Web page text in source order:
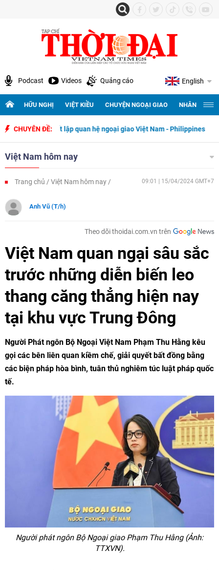
Podcast Videos Quảng cáo English
HỮU NGHỊ VIỆT KIỀU CHUYỆN NGOẠI GIAO NHÂN
CHUYÊN ĐỀ:
thiết lập quan hệ ngoại giao Việt Nam - Philippines 500 ngày
Việt Nam hôm nay
Trang chủ Việt Nam hôm nay 09:01 | 15/04/2024 GMT+7
Anh Vũ (T/h)
Theo dõi thoidai.com.vn trên
Việt Nam quan ngại sâu sắc
trước những diễn biến leo
thang căng thẳng hiện nay
tại khu vực Trung Đông
Người Phát ngôn Bộ Ngoại Việt Nam Phạm Thu Hằng kêu
gọi các bên liên quan kiềm chế, giải quyết bất đồng bằng
các biện pháp hòa bình, tuân thủ nghiêm túc luật pháp quốc
tế.
Người phát ngôn Bộ Ngoại giao Phạm Thu Hằng (Ảnh:
TTXVN).